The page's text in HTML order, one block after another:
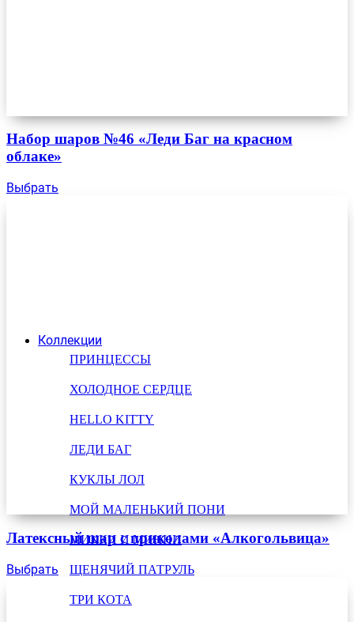
Коллекции
ПРИНЦЕССЫ
ХОЛОДНОЕ СЕРДЦЕ
HELLO KITTY
ЛЕДИ БАГ
КУКЛЫ ЛОЛ
МОЙ МАЛЕНЬКИЙ ПОНИ
МИККИ И МИННИ
ЩЕНЯЧИЙ ПАТРУЛЬ
ТРИ КОТА
Набор шаров №46 «Леди Баг на красном
облаке»
Выбрать
Латексный шар с приколами «Алкогольвица»
Выбрать